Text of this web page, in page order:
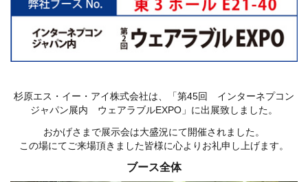
杉原エス・イー・アイ株式会社は、「第45回 インターネプコン
ジャパン展内 ウェアラブルEXPO」に出展致しました。
おかげさまで展示会は大盛況にて開催されました。
この場にてご来場頂きました皆様に心よりお礼申し上げます。
ブース全体